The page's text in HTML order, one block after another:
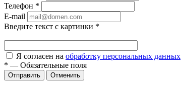
Телефон *
E-mail
Введите текст с картинки *
Я согласен на обработку персональных данных
* — Обязательные поля
Отправить Отменить